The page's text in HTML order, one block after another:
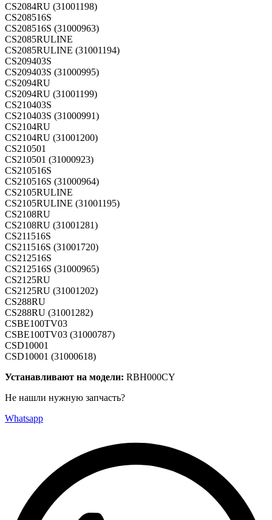
CS2084RU (31001198)
CS208516S
CS208516S (31000963)
CS2085RULINE
CS2085RULINE (31001194)
CS209403S
CS209403S (31000995)
CS2094RU
CS2094RU (31001199)
CS210403S
CS210403S (31000991)
CS2104RU
CS2104RU (31001200)
CS210501
CS210501 (31000923)
CS210516S
CS210516S (31000964)
CS2105RULINE
CS2105RULINE (31001195)
CS2108RU
CS2108RU (31001281)
CS211516S
CS211516S (31001720)
CS212516S
CS212516S (31000965)
CS2125RU
CS2125RU (31001202)
CS288RU
CS288RU (31001282)
CSBE100TV03
CSBE100TV03 (31000787)
CSD10001
CSD10001 (31000618)
Устанавливают на модели: RBH000CY
Не нашли нужную запчасть?
Whatsapp